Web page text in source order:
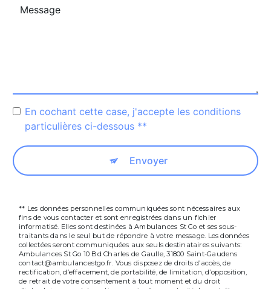
En cochant cette case, j'accepte les conditions
particulières ci-dessous **
Envoyer
** Les données personnelles communiquées sont nécessaires aux
fins de vous contacter et sont enregistrées dans un fichier
informatisé. Elles sont destinées à Ambulances St Go et ses sous-
traitants dans le seul but de répondre à votre message. Les données
collectées seront communiquées aux seuls destinataires suivants:
Ambulances St Go 10 Bd Charles de Gaulle, 31800 Saint-Gaudens
contact@ambulancestgo.fr. Vous disposez de droits d’accès, de
rectification, d’effacement, de portabilité, de limitation, d’opposition,
de retrait de votre consentement à tout moment et du droit